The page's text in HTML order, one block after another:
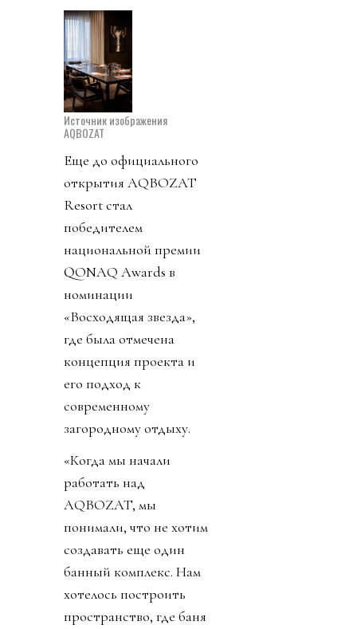
Источник изображения
AQBOZAT
Еще до официального
открытия AQBOZAT
Resort стал
победителем
национальной премии
QONAQ Awards в
номинации
«Восходящая звезда»,
где была отмечена
концепция проекта и
его подход к
современному
загородному отдыху.
«Когда мы начали
работать над
AQBOZAT, мы
понимали, что не хотим
создавать еще один
банный комплекс. Нам
хотелось построить
пространство, где баня